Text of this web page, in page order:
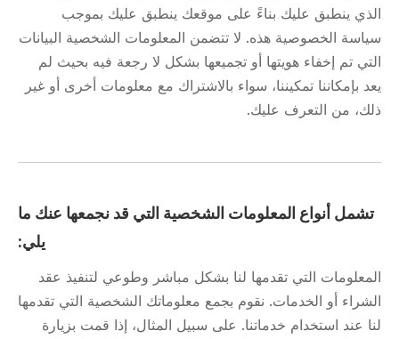
الذي ينطبق عليك بناءً على موقعك ينطبق عليك بموجب
سياسة الخصوصية هذه. لا تتضمن المعلومات الشخصية البيانات
التي تم إخفاء هويتها أو تجميعها بشكل لا رجعة فيه بحيث لم
يعد بإمكاننا تمكيننا، سواء بالاشتراك مع معلومات أخرى أو غير
ذلك، من التعرف عليك.
تشمل أنواع المعلومات الشخصية التي قد نجمعها عنك ما
يلي:
المعلومات التي تقدمها لنا بشكل مباشر وطوعي لتنفيذ عقد
الشراء أو الخدمات. نقوم بجمع معلوماتك الشخصية التي تقدمها
لنا عند استخدام خدماتنا. على سبيل المثال، إذا قمت بزيارة